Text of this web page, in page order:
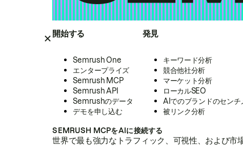
開始する
Semrush One
エンタープライズ
Semrush MCP
Semrush API
Semrushのデータ
デモを申し込む
発見
キーワード分析
競合他社分析
マーケット分析
ローカルSEO
AIでのブランドのセンチ
被リンク分析
SEMRUSH MCPをAIに接続する
世界で最も強力なトラフィック、可視性、および